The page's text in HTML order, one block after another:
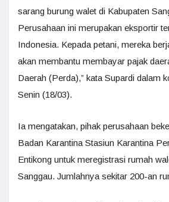
sarang burung walet di Kabupaten
Perusahaan ini merupakan eksportir
Indonesia. Kepada petani, mereka
akan membantu membayar pajak
Daerah (Perda),” kata Supardi dalam
Senin (18/03).
Ia mengatakan, pihak perusahaan
Badan Karantina Stasiun Karantina
Entikong untuk meregistrasi rumah
Sanggau. Jumlahnya sekitar 200-an